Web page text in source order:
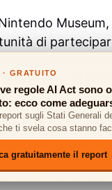
di
speciali, che
di
Questi eventi
a nuovi
per connettersi
dell’azienda,
più
· GRATUITO
regole AI Act sono
ecco come
report sugli Stati Generali
ti svela cosa stanno
gratuitamente il report